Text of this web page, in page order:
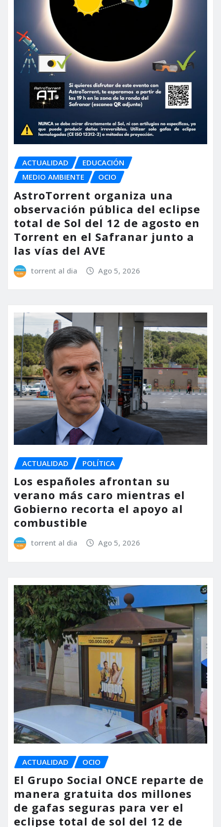
ACTUALIDAD
EDUCACIÓN
MEDIO AMBIENTE
OCIO
AstroTorrent organiza una
observación pública del eclipse
total de Sol del 12 de agosto en
Torrent en el Safranar junto a
las vías del AVE
torrent al dia Ago 5, 2026
ACTUALIDAD POLÍTICA
Los españoles afrontan su
verano más caro mientras el
Gobierno recorta el apoyo al
combustible
torrent al dia Ago 5, 2026
ACTUALIDAD OCIO
El Grupo Social ONCE reparte de
manera gratuita dos millones
de gafas seguras para ver el
eclipse total de sol del 12 de